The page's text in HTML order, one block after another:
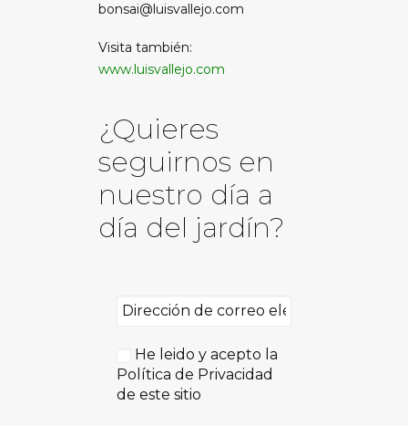
bonsai@luisvallejo.com
Visita también:
www.luisvallejo.com
¿Quieres
seguirnos en
nuestro día a
día del jardín?
He leido y acepto la
Política de Privacidad
de este sitio